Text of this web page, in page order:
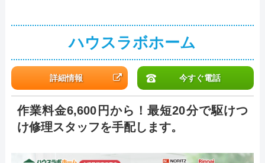
ハウスラボホーム
詳細情報 今すぐ電話
作業料金6,600円から！最短20分で駆けつ
け修理スタッフを手配します。